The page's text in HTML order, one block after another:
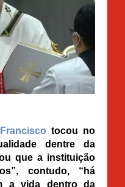
tocou no
dentre da
que a instituição
contudo, “há
a vida dentro da